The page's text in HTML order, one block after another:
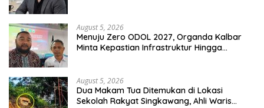
August 5, 2026
Menuju Zero ODOL 2027, Organda Kalbar
Minta Kepastian Infrastruktur Hingga
August 5, 2026
Dua Makam Tua Ditemukan di Lokasi
Sekolah Rakyat Singkawang, Ahli Waris